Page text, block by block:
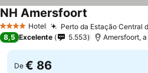
4 EstrelasHotel Perto da Estação Central
NH Amersfoort
8,5 Excelente 5.553 Amersfoort,
De € 86